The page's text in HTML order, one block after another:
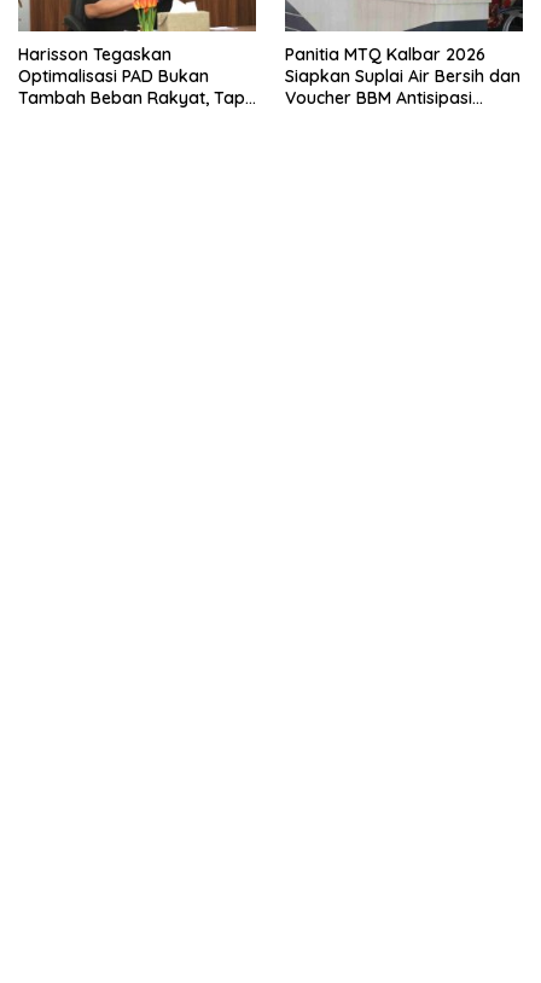
Harisson Tegaskan
Optimalisasi PAD Bukan
Tambah Beban Rakyat, Tapi
Panitia MTQ Kalbar 2026
Siapkan Suplai Air Bersih dan
Voucher BBM Antisipasi